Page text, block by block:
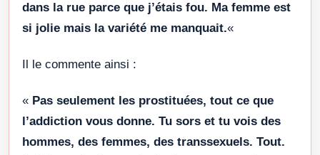
dans la rue parce que j’étais fou. Ma femme est
si jolie mais la variété me manquait.«
Il le commente ainsi :
« Pas seulement les prostituées, tout ce que
l’addiction vous donne. Tu sors et tu vois des
hommes, des femmes, des transsexuels. Tout.